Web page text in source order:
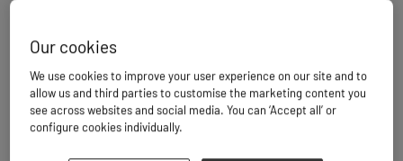
الموقع الإلكتروني
https://deltashipping.ro/
Our cookies
We use cookies to improve your user experience on our site and to
allow us and third parties to customise the marketing content you
see across websites and social media. You can ‘Accept all’ or
configure cookies individually.